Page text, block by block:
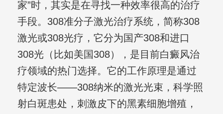
家”时，其实是在寻找一种效率很高的治疗
手段。308准分子激光治疗系统，简称308
激光或308光疗，它分为国产308和进口
308光（比如美国308），是目前白癜风治
疗领域的热门选择。它的工作原理是通过
特定波长——308纳米的激光光束，科学照
射白斑患处，刺激皮下的黑素细胞增殖，